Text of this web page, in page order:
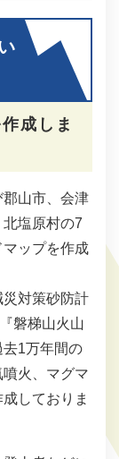
成しま
山市、会津
塩原村の7
ップを作成
対策砂防計
磐梯山火山
1万年間の
火、マグマ
しておりま